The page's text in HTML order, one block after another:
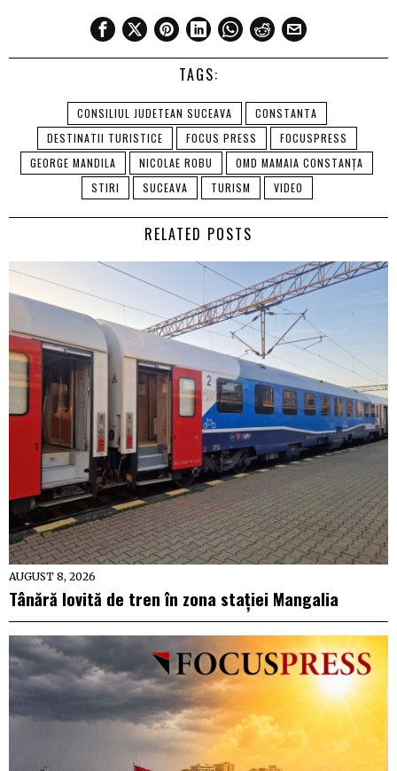
TAGS:
CONSILIUL JUDETEAN SUCEAVA
CONSTANTA
DESTINATII TURISTICE
FOCUS PRESS
FOCUSPRESS
GEORGE MANDILA
NICOLAE ROBU
OMD MAMAIA CONSTANȚA
STIRI
SUCEAVA TURISM VIDEO
RELATED POSTS
AUGUST 8, 2026
Tânără lovită de tren în zona stației Mangalia